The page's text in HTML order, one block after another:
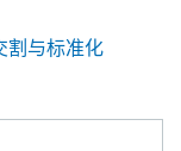
割与标准化